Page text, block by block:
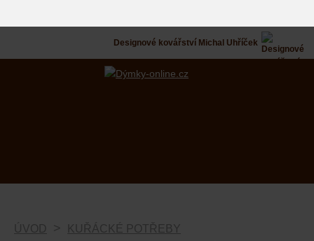
Designové kovářství Michal Uhříček
ÚVOD
KUŘÁCKÉ POTŘEBY